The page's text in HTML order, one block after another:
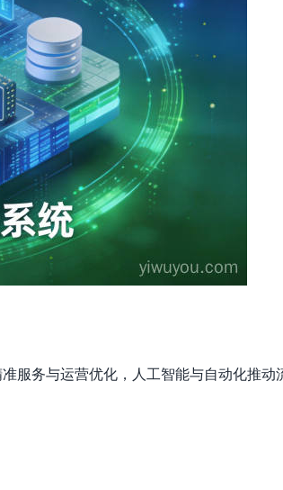
服务与运营优化，人工智能与自动化推动